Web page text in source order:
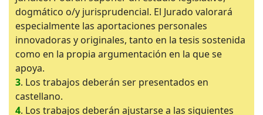
dogmático o/y jurisprudencial. El Jurado valorará
especialmente las aportaciones personales
innovadoras y originales, tanto en la tesis sostenida
como en la propia argumentación en la que se
apoya.
3. Los trabajos deberán ser presentados en
castellano.
4. Los trabajos deberán ajustarse a las siguientes